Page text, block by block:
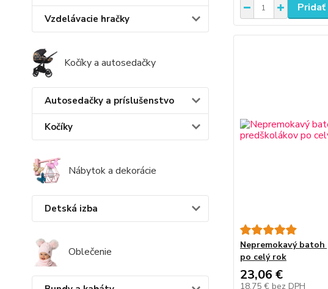
Vzdelávacie hračky
Kočíky a autosedačky
Autosedačky a príslušenstvo
Kočíky
Nábytok a dekorácie
Detská izba
Oblečenie
Pridať
Nepremokavý
po celý rok
23,06 €
18,75 € bez DPH